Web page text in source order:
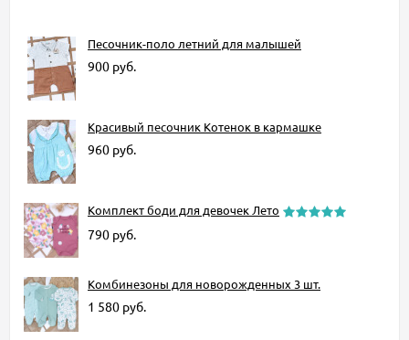
Песочник-поло летний для малышей
900 руб.
Красивый песочник Котенок в кармашке
960 руб.
Комплект боди для девочек Лето
790 руб.
Комбинезоны для новорожденных 3 шт.
1 580 руб.